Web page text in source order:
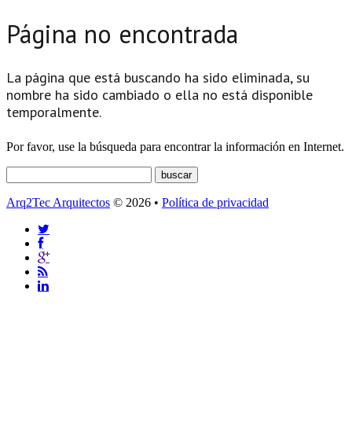
Página no encontrada
La página que está buscando ha sido eliminada, su
nombre ha sido cambiado o ella no está disponible
temporalmente.
Por favor, use la búsqueda para encontrar la información en Internet.
Arq2Tec Arquitectos © 2026 • Política de privacidad